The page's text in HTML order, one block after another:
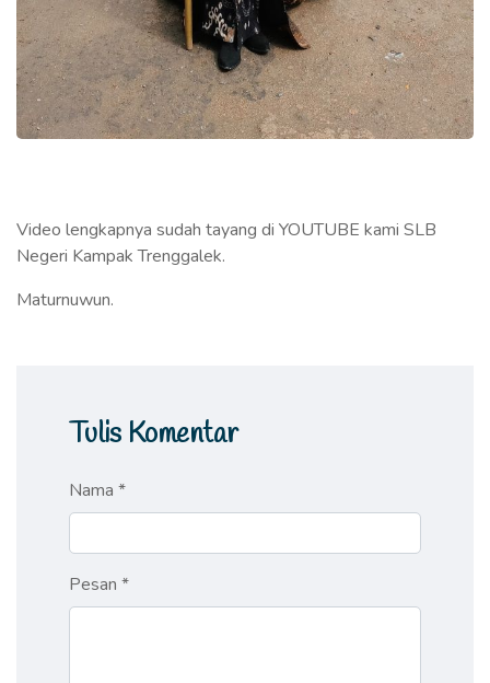
Video lengkapnya sudah tayang di YOUTUBE kami SLB
Negeri Kampak Trenggalek.
Maturnuwun.
Tulis Komentar
Nama *
Pesan *